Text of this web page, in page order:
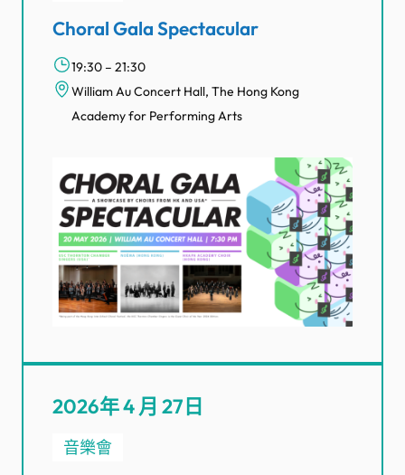
Choral Gala Spectacular
19:30 – 21:30
William Au Concert Hall, The Hong Kong
Academy for Performing Arts
2026年 4 月 27日
音樂會